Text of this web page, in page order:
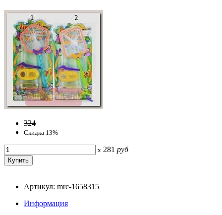
324
Скидка 13%
x 281 руб
Артикул: mrc-1658315
Информация